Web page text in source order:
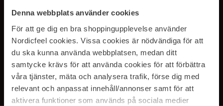
Denna webbplats använder cookies
För att ge dig en bra shoppingupplevelse använder
Nordicfeel cookies. Vissa cookies är nödvändiga för att
du ska kunna använda webbplatsen, medan ditt
samtycke krävs för att använda cookies för att förbättra
våra tjänster, mäta och analysera trafik, förse dig med
relevant och anpassat innehåll/annonser samt för att
aktivera funktioner som används på sociala medier
PRENUMERERA PÅ VÅRA
NYHETSBREV
E-postadress
Genom att prenumerera accepterar du vårIntegritetspolicy.